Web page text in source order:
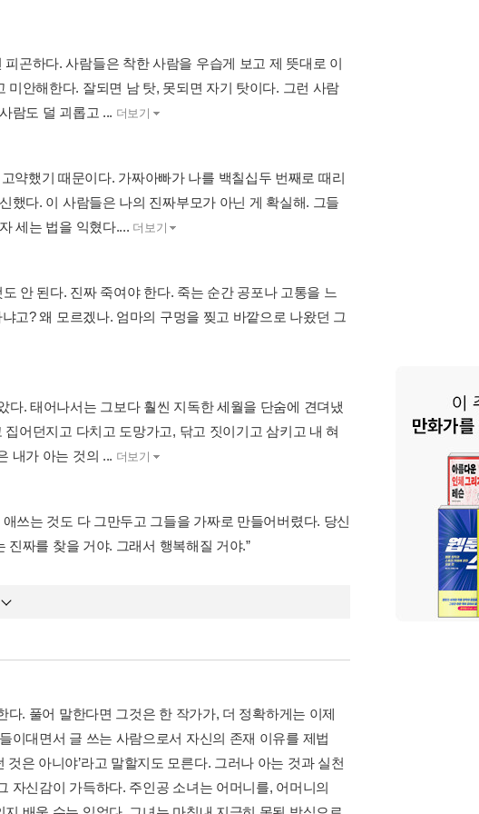
곤하다. 사람들은 착한 사람을 우습게 보고 제 뜻대로 이
안해한다. 잘되면 남 탓, 못되면 자기 탓이다. 그런 사람
람도 덜 괴롭고 ... 더보기
약했기 때문이다. 가짜아빠가 나를 백칠십두 번째로 때리
했다. 이 사람들은 나의 진짜부모가 아닌 게 확실해. 그들
세는 법을 익혔다.... 더보기
안 된다. 진짜 죽여야 한다. 죽는 순간 공포나 고통을 느
고? 왜 모르겠나. 엄마의 구멍을 찢고 바깥으로 나왔던 그
. 태어나서는 그보다 훨씬 지독한 세월을 단숨에 견뎌냈
어던지고 다치고 도망가고, 닦고 짓이기고 삼키고 내 혀
내가 아는 것의 ... 더보기
쓰는 것도 다 그만두고 그들을 가짜로 만들어버렸다. 당신
짜를 찾을 거야. 그래서 행복해질 거야.”
다. 풀어 말한다면 그것은 한 작가가, 더 정확하게는 이제
이대면서 글 쓰는 사람으로서 자신의 존재 이유를 제법
은 아니야’라고 말할지도 모른다. 그러나 아는 것과 실천
자신감이 가득하다. 주인공 소녀는 어머니를, 어머니의